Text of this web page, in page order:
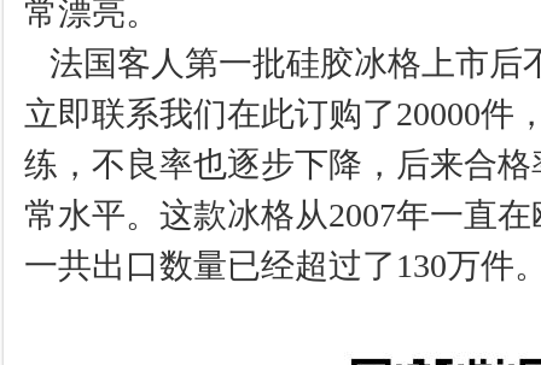
常漂亮。
法国客人第一批硅胶冰格上市后
立即联系我们在此订购了20000件
练，不良率也逐步下降，后来合
常水平。这款冰格从2007年一直
一共出口数量已经超过了130万件